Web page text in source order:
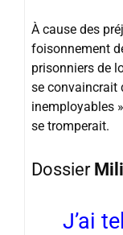
À cause des
foisonnement
prisonniers de
se convaincrait
inemployables
se tromperait.
Dossier
J’ai